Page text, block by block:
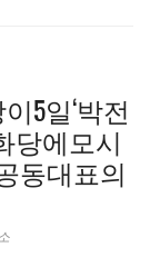
5일‘박전
당에모시
동대표의